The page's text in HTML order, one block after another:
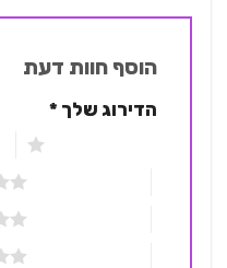
הוסף חוות דעת
הדירוג שלך*
2 מתוך 5 כוכבים